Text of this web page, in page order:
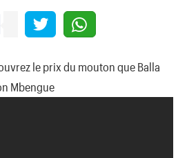
le prix du mouton que Balla
Mbengue